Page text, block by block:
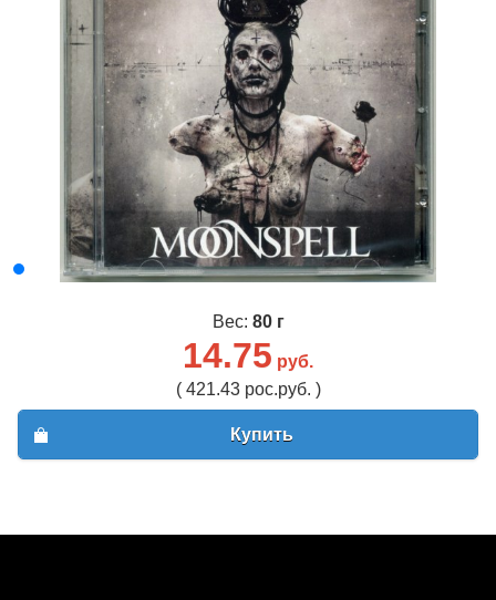
Вес: 80 г
14.75 руб.
( 421.43 рос.руб. )
Купить